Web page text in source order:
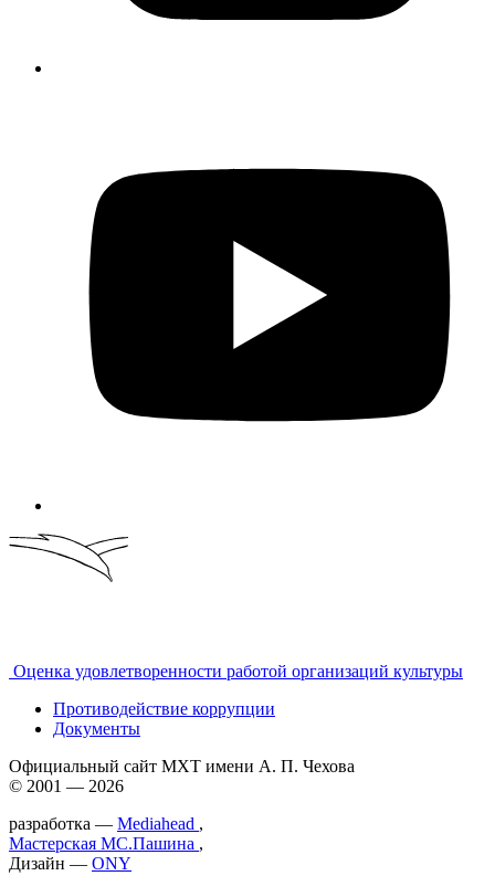
Оценка удовлетворенности работой организаций культуры
Противодействие коррупции
Документы
Официальный сайт МХТ имени А. П. Чехова
© 2001 — 2026
разработка — Mediahead ,
Мастерская МС.Пашина ,
Дизайн — ONY